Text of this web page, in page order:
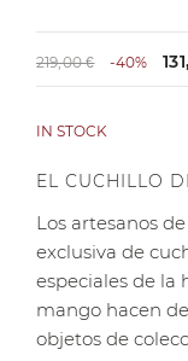
219,00 € -40%
IN STOCK
EL CUCHILLO
Los artesanos
exclusiva de
especiales de la
mango hacen
objetos de